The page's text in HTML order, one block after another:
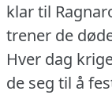
klar til
trener de
Hver dag
de seg til å